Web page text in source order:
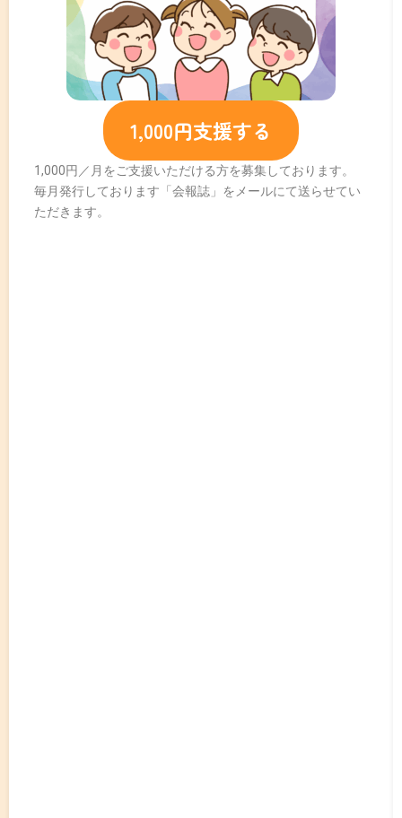
1,000円支援する
1,000円／月をご支援いただける方を募集しております。
毎月発行しております「会報誌」をメールにて送らせてい
ただきます。